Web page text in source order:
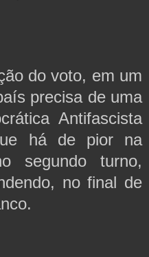
do voto, em um
precisa de uma
Antifascista
há de pior na
segundo turno,
no final de